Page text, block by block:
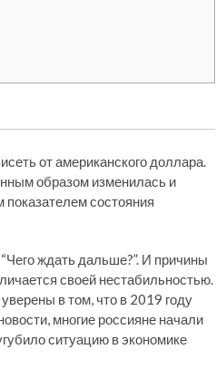
от американского доллара.
образом изменилась и
состояния
ждать дальше?”. И причины
своей нестабильностью.
в том, что в 2019 году
многие россияне начали
ситуацию в экономике